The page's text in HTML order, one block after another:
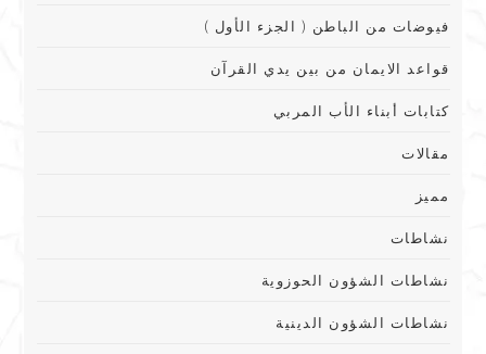
فيوضات من الباطن ( الجزء الأول )
قواعد الايمان من بين يدي القرآن
كتابات أبناء الأب المربي
مقالات
مميز
نشاطات
نشاطات الشؤون الحوزوية
نشاطات الشؤون الدينية